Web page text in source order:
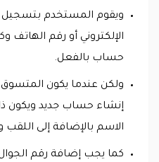
ويقوم المستخدم بتسجيل
الإلكتروني أو رقم الهاتف
حساب بالفعل.
ولكن عندما يكون
إنشاء حساب جديد ويكون
الاسم بالإضافة إلى اللقب
كما يجب إضافة رقم الجوال